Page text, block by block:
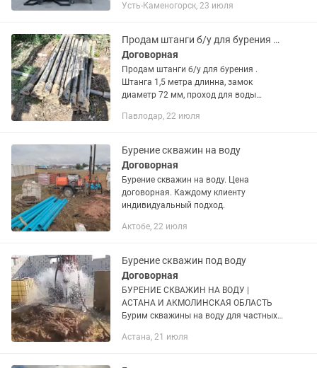
установкой на прицепе, которая имеет
Усть-Каменогорск, 23 июля
Продам штанги б/у для бурения скважин
Договорная
Продам штанги б/у для бурения .
Штанга 1,5 метра длинна, замок
диаметр 72 мм, проход для воды
Павлодар, 22 июля
Бурение скважин на воду
Договорная
Бурение скважин на воду. Цена
договорная. Каждому клиенту
индивидуальный подход.
Актобе, 22 июля
Бурение скважин под воду
Договорная
БУРЕНИЕ СКВАЖИН НА ВОДУ |
АСТАНА И АКМОЛИНСКАЯ ОБЛАСТЬ
Бурим скважины на воду для частных
предприятий и сельхозугодий.
Астана, 21 июля